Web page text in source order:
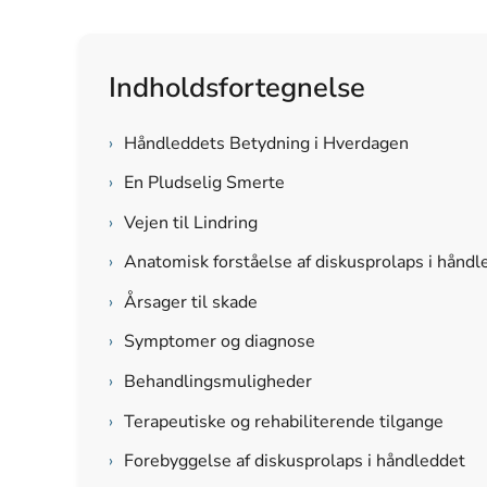
Indholdsfortegnelse
› Håndleddets Betydning i Hverdagen
› En Pludselig Smerte
› Vejen til Lindring
› Anatomisk forståelse af diskusprolaps i
› Årsager til skade
› Symptomer og diagnose
› Behandlingsmuligheder
› Terapeutiske og rehabiliterende tilgange
› Forebyggelse af diskusprolaps i håndleddet